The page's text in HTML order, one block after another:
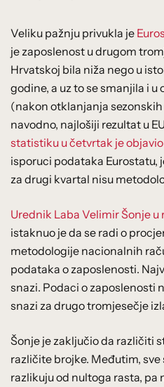
Veliku pažnju privukla je
je zaposlenost u drugom
Hrvatskoj bila niža nego u
godine, a uz to se smanjila i
(nakon otklanjanja sezonskih
navodno, najlošiji rezultat u
statistiku u četvrtak je
isporuci podataka Eurostatu,
za drugi kvartal nisu
Urednik Laba Velimir Šonje u
istaknuo je da se radi o
metodologije nacionalnih
podataka o zaposlenosti.
snazi. Podaci o zaposlenosti
snazi za drugo tromjesečje
Šonje je zaključio da različiti
različite brojke. Međutim,
razlikuju od nultoga rasta, pa